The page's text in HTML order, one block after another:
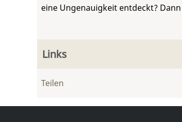
eine Ungenauigkeit entdeckt?
Links
Teilen